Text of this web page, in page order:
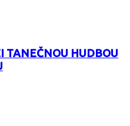
TANEČNOU HUDBOU